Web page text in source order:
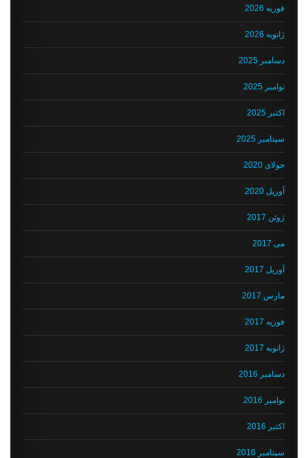
فوریه 2026
ژانویه 2026
دسامبر 2025
نوامبر 2025
اکتبر 2025
سپتامبر 2025
جولای 2020
آوریل 2020
ژوئن 2017
می 2017
آوریل 2017
مارس 2017
فوریه 2017
ژانویه 2017
دسامبر 2016
نوامبر 2016
اکتبر 2016
سپتامبر 2016